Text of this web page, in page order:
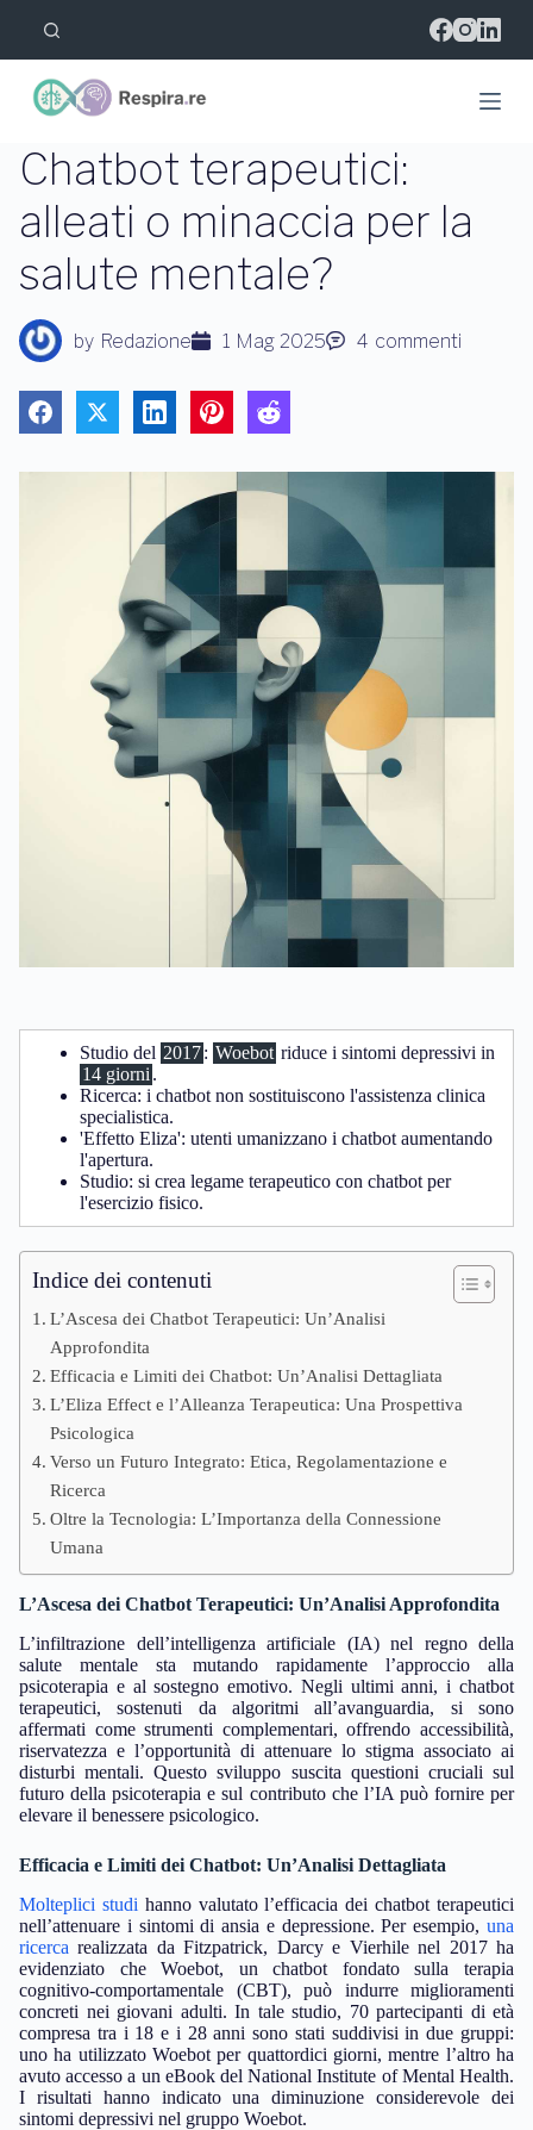
l
l
c
n
t
n
t
o
Chatbot terapeutici:
alleati o minaccia per la
salute mentale?
by Redazione 1 Mag 2025 4 commenti
Studio del 2017: Woebot riduce i sintomi depressivi in
14 giorni .
Ricerca: i chatbot non sostituiscono l'assistenza clinica
specialistica.
'Effetto Eliza': utenti umanizzano i chatbot aumentando
l'apertura.
Studio: si crea legame terapeutico con chatbot per
l'esercizio fisico.
Indice dei contenuti
L’Ascesa dei Chatbot Terapeutici: Un’Analisi
Approfondita
Efficacia e Limiti dei Chatbot: Un’Analisi Dettagliata
L’Eliza Effect e l’Alleanza Terapeutica: Una Prospettiva
Psicologica
Verso un Futuro Integrato: Etica, Regolamentazione e
Ricerca
Oltre la Tecnologia: L’Importanza della Connessione
Umana
L’Ascesa dei Chatbot Terapeutici: Un’Analisi Approfondita
L’infiltrazione dell’intelligenza artificiale (IA) nel regno della
salute mentale sta mutando rapidamente l’approccio alla
psicoterapia e al sostegno emotivo. Negli ultimi anni, i chatbot
terapeutici, sostenuti da algoritmi all’avanguardia, si sono
affermati come strumenti complementari, offrendo accessibilità,
riservatezza e l’opportunità di attenuare lo stigma associato ai
disturbi mentali. Questo sviluppo suscita questioni cruciali sul
futuro della psicoterapia e sul contributo che l’IA può fornire per
elevare il benessere psicologico.
Efficacia e Limiti dei Chatbot: Un’Analisi Dettagliata
Molteplici studi hanno valutato l’efficacia dei chatbot terapeutici
nell’attenuare i sintomi di ansia e depressione. Per esempio, una
ricerca realizzata da Fitzpatrick, Darcy e Vierhile nel 2017 ha
evidenziato che Woebot, un chatbot fondato sulla terapia
cognitivo-comportamentale (CBT), può indurre miglioramenti
concreti nei giovani adulti. In tale studio, 70 partecipanti di età
compresa tra i 18 e i 28 anni sono stati suddivisi in due gruppi:
uno ha utilizzato Woebot per quattordici giorni, mentre l’altro ha
avuto accesso a un eBook del National Institute of Mental Health.
I risultati hanno indicato una diminuzione considerevole dei
sintomi depressivi nel gruppo Woebot.